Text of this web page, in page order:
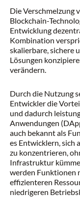
Die Verschmelzung
Blockchain-
Entwicklung
Kombination
skalierbare, sichere
Lösungen
verändern.
Durch die Nutzung
Entwickler die
und dadurch
Anwendungen
auch bekannt als
es Entwicklern, sich
zu konzentrieren,
Infrastruktur
werden Funktionen
effizienteren
niedrigeren